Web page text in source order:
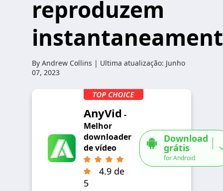
reproduzem
By Andrew Collins | Ultima atualização: Junho
07, 2023
AnyVid -
Melhor
downloader
de vídeo
4.9 de
5
Download
grátis
for Android